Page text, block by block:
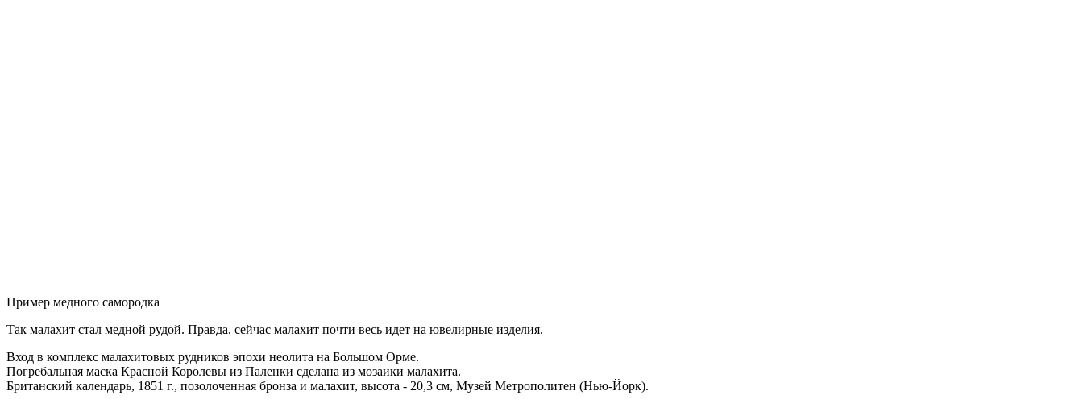
Пример медного самородка
Так малахит стал медной рудой. Правда, сейчас малахит почти весь идет на ювелирные изделия.
Вход в комплекс малахитовых рудников эпохи неолита на Большом Орме.
Погребальная маска Красной Королевы из Паленки сделана из мозаики малахита.
Британский календарь, 1851 г., позолоченная бронза и малахит, высота - 20,3 см, Музей Метрополитен (Нью-Йорк).